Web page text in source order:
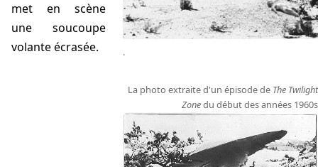
.
La photo extraite d'un épisode de The Twilight
Zonedu début des années 1960s
met en scène
une soucoupe
volante écrasée.